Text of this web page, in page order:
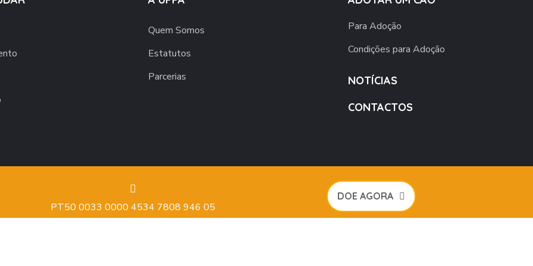
Quem Somos
Estatutos
Parcerias
Para Adoção
Condições para Adoção
NOTÍCIAS
CONTACTOS
PT50 0033 0000 4534 7808 946 05
DOE AGORA